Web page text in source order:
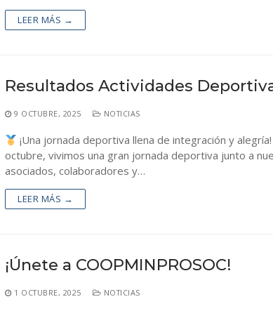
LEER MÁS →
Resultados Actividades
9 OCTUBRE, 2025 NOTICIAS
¡Una jornada deportiva llena de integración y
octubre, vivimos una gran jornada deportiva junto a
asociados, colaboradores y…
LEER MÁS →
¡Únete a COOPMINPROSOC!
1 OCTUBRE, 2025 NOTICIAS